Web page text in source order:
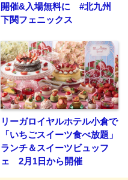
開催&入場無料に #北九州
下関フェニックス
リーガロイヤルホテル小倉で
「いちごスイーツ食べ放題」
ランチ＆スイーツビュッフ
ェ 2月1日から開催